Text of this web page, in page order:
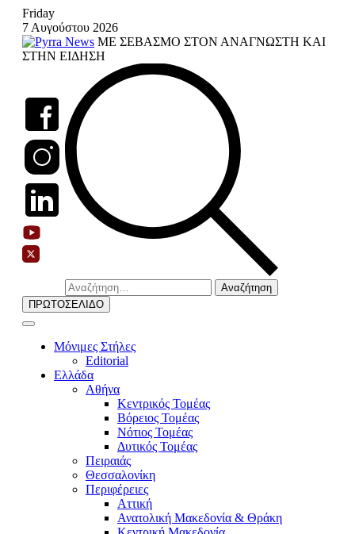
Skip
content
Friday
7 Αυγούστου 2026
ΜΕ ΣΕΒΑΣΜΟ ΣΤΟΝ ΑΝΑΓΝΩΣΤΗ ΚΑΙ
ΣΤΗΝ ΕΙΔΗΣΗ
Αναζήτηση
για:
ΠΡΩΤΟΣΕΛΙΔΟ
Μόνιμες Στήλες
Editorial
Ελλάδα
Αθήνα
Κεντρικός Τομέας
Βόρειος Τομέας
Νότιος Τομέας
Δυτικός Τομέας
Πειραιάς
Θεσσαλονίκη
Περιφέρειες
Αττική
Ανατολική Μακεδονία & Θράκη